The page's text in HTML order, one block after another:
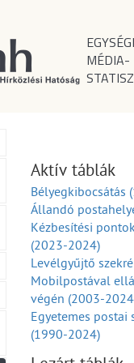
MÉDIA-
Aktív táblák
Bélyegkibocsátás
Állandó
Kézbesítési
(2023-2024)
Levélgyűjtő
Mobilpostával
végén (2003-
Egyetemes
(1990-2024)
Egyetemes postai